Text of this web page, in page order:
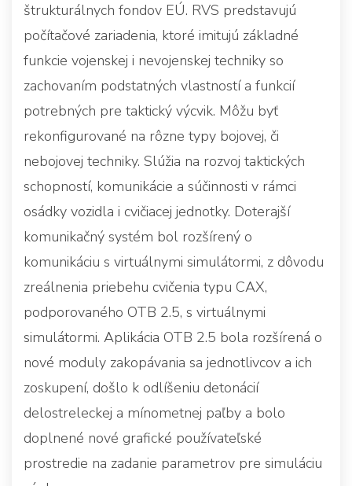
štrukturálnych fondov EÚ. RVS predstavujú
počítačové zariadenia, ktoré imitujú základné
funkcie vojenskej i nevojenskej techniky so
zachovaním podstatných vlastností a funkcií
potrebných pre taktický výcvik. Môžu byť
rekonfigurované na rôzne typy bojovej, či
nebojovej techniky. Slúžia na rozvoj taktických
schopností, komunikácie a súčinnosti v rámci
osádky vozidla i cvičiacej jednotky. Doterajší
komunikačný systém bol rozšírený o
komunikáciu s virtuálnymi simulátormi, z dôvodu
zreálnenia priebehu cvičenia typu CAX,
podporovaného OTB 2.5, s virtuálnymi
simulátormi. Aplikácia OTB 2.5 bola rozšírená o
nové moduly zakopávania sa jednotlivcov a ich
zoskupení, došlo k odlíšeniu detonácií
delostreleckej a mínometnej paľby a bolo
doplnené nové grafické používateľské
prostredie na zadanie parametrov pre simuláciu